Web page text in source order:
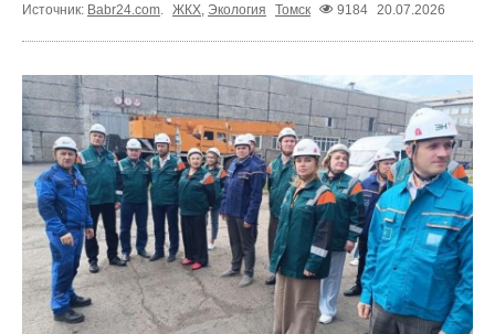
Источник: Babr24.com. ЖКХ, Экология Томск 9184 20.07.2026